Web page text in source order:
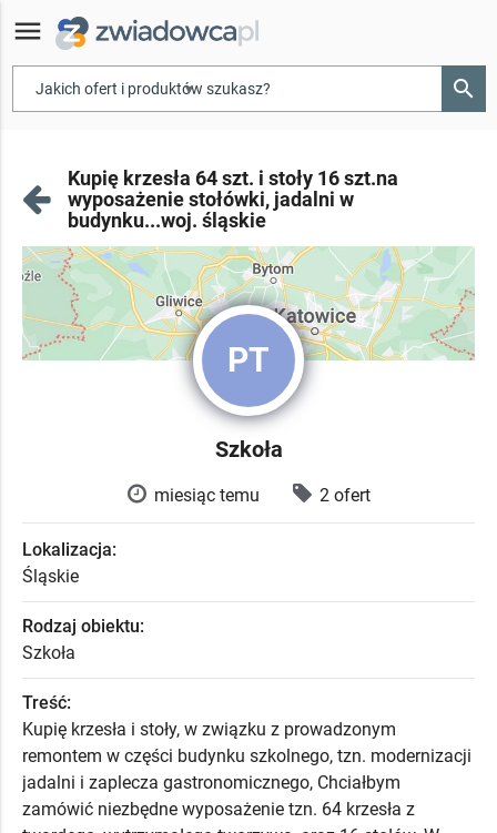
menu
▾ search
Kupię krzesła 64 szt. i stoły 16 szt.na
wyposażenie stołówki, jadalni w
budynku...woj. śląskie
PT
Szkoła
miesiąc temu 2 ofert
Lokalizacja:
Śląskie
Rodzaj obiektu:
Szkoła
Treść:
Kupię krzesła i stoły, w związku z prowadzonym
remontem w części budynku szkolnego, tzn. modernizacji
jadalni i zaplecza gastronomicznego, Chciałbym
zamówić niezbędne wyposażenie tzn. 64 krzesła z